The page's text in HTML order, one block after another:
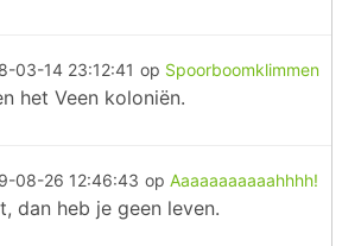
03-14 23:12:41 op Spoorboomklimmen
het Veen koloniën.
08-26 12:46:43 op Aaaaaaaaaaahhhh!
dan heb je geen leven.